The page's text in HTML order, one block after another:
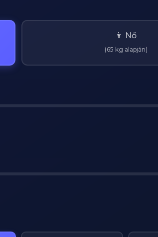
👩 Nő
(65 kg alapján)